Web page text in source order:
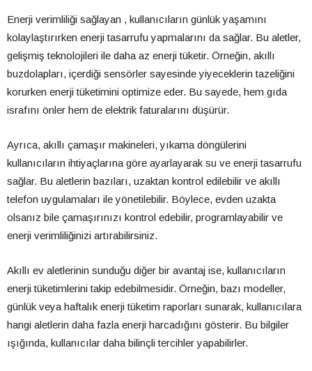
Enerji verimliliği sağlayan , kullanıcıların günlük yaşamını
kolaylaştırırken enerji tasarrufu yapmalarını da sağlar. Bu aletler,
gelişmiş teknolojileri ile daha az enerji tüketir. Örneğin, akıllı
buzdolapları, içerdiği sensörler sayesinde yiyeceklerin tazeliğini
korurken enerji tüketimini optimize eder. Bu sayede, hem gıda
israfını önler hem de elektrik faturalarını düşürür.
Ayrıca, akıllı çamaşır makineleri, yıkama döngülerini
kullanıcıların ihtiyaçlarına göre ayarlayarak su ve enerji tasarrufu
sağlar. Bu aletlerin bazıları, uzaktan kontrol edilebilir ve akıllı
telefon uygulamaları ile yönetilebilir. Böylece, evden uzakta
olsanız bile çamaşırınızı kontrol edebilir, programlayabilir ve
enerji verimliliğinizi artırabilirsiniz.
Akıllı ev aletlerinin sunduğu diğer bir avantaj ise, kullanıcıların
enerji tüketimlerini takip edebilmesidir. Örneğin, bazı modeller,
günlük veya haftalık enerji tüketim raporları sunarak, kullanıcılara
hangi aletlerin daha fazla enerji harcadığını gösterir. Bu bilgiler
ışığında, kullanıcılar daha bilinçli tercihler yapabilirler.